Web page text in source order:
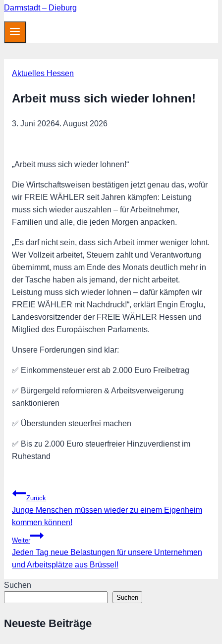
Aktuelles Hessen
Arbeit muss sich wieder lohnen!
3. Juni 20264. August 2026
„Arbeit muss sich wieder lohnen!“
Die Wirtschaftsweisen bestätigen jetzt genau das, wofür
wir FREIE WÄHLER seit Jahren kämpfen: Leistung
muss sich wieder auszahlen – für Arbeitnehmer,
Familien und alle, die jeden Morgen anpacken.
„Es darf nicht sein, dass sich Arbeit immer weniger lohnt.
Wer Vollzeit arbeitet, Steuern zahlt und Verantwortung
übernimmt, muss am Ende des Monats deutlich mehr in
der Tasche haben als jemand, der nicht arbeitet.
Leistung muss sich wieder lohnen – dafür kämpfen wir
FREIE WÄHLER mit Nachdruck!“, erklärt Engin Eroglu,
Landesvorsitzender der FREIE WÄHLER Hessen und
Mitglied des Europäischen Parlaments.
Unsere Forderungen sind klar:
✅ Einkommensteuer erst ab 2.000 Euro Freibetrag
✅ Bürgergeld reformieren & Arbeitsverweigerung
sanktionieren
✅ Überstunden steuerfrei machen
✅ Bis zu 2.000 Euro steuerfreier Hinzuverdienst im
Ruhestand
Beitragsnavigation
Zurück
Junge Menschen müssen wieder zu einem Eigenheim
kommen können!
Weiter
Jeden Tag neue Belastungen für unsere Unternehmen
und Arbeitsplätze aus Brüssel!
Suchen
Suchen
Neueste Beiträge